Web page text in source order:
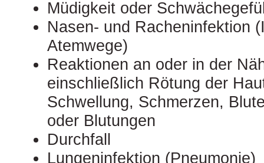
Müdigkeit oder
Nasen- und Racheninfektion
Atemwege)
Reaktionen an oder in der
einschließlich Rötung der
Schwellung, Schmerzen,
oder Blutungen
Durchfall
Lungeninfektion (Pneumonie)